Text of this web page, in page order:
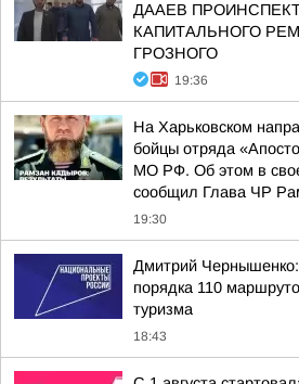
ДААЕВ
КАПИТАЛЬНОГО
ГРОЗНОГО
19:36
На Харьковском
бойцы отряда
МО РФ. Об этом в
сообщил Глава ЧР
19:30
Дмитрий Чернышенко:
порядка 110
туризма
18:43